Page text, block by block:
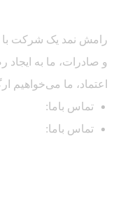
رامش نمد یک شرکت با
و صادرات، ما به ایجاد
اعتماد، ما می‌خواهیم
تماس باما:
تماس باما: